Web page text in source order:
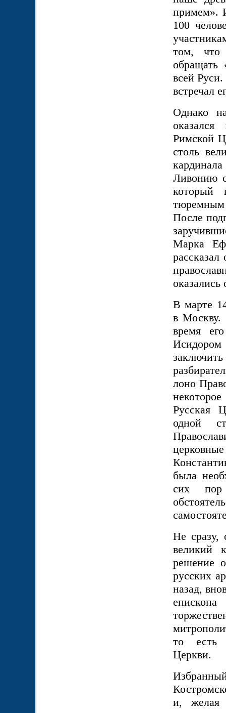
примем».
100
том, что
обращать
всей
встречал
Однако
Римской
столь
Ливонию
который
После
Марка
оказались
В марте
в Москву.
время
Исидором
лоно
Русская
одной
была
сих пор
Не сразу,
великий
решение
русских
назад,
то есть
Церкви.
и, желая